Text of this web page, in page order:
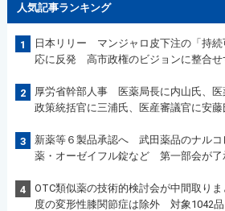
人気記事ランキング
1
日本リリー マンジャロ皮下注の「持続
応に反発 高市政権のビジョンに整合せ
2
厚労省幹部人事 医薬局長に内山氏、
政策統括官に三浦氏、医産審議官に安藤
3
新薬等６製品承認へ 武田薬品のナルコ
薬・オーゼイフル錠など 第一部会が了
4
OTC類似薬の技術的検討会が中間取り
度の変形性膝関節症は除外 対象1042品